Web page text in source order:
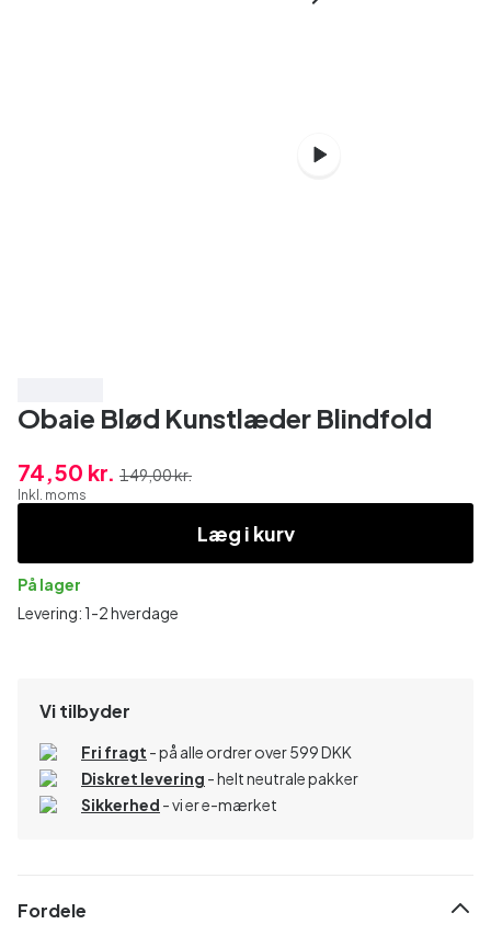
Obaie Blød Kunstlæder Blindfold
74,50 kr. 149,00 kr.
Inkl. moms
Læg i kurv
På lager
Levering: 1-2 hverdage
Vi tilbyder
Fri fragt - på alle ordrer over 599 DKK
Diskret levering - helt neutrale pakker
Sikkerhed - vi er e-mærket
Fordele